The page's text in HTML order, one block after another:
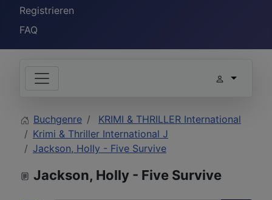
Registrieren
FAQ
Buchgenre
KRIMI & THRILLER International
Krimi & Thriller International J
Jackson, Holly - Five Survive
Jackson, Holly - Five Survive